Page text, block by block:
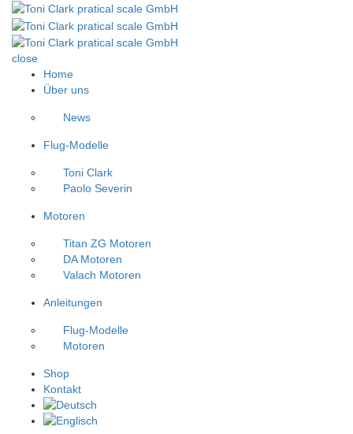
close
Home
Über uns
News
Flug-Modelle
Toni Clark
Paolo Severin
Motoren
Titan ZG Motoren
DA Motoren
Valach Motoren
Anleitungen
Flug-Modelle
Motoren
Shop
Kontakt